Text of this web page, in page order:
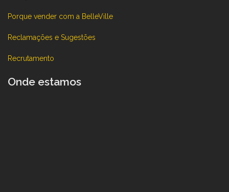
Porque vender com a BelleVille
Reclamações e Sugestões
Recrutamento
Onde estamos